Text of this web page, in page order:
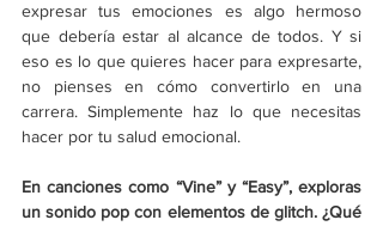
expresar tus emociones es algo hermoso
que debería estar al alcance de todos. Y si
eso es lo que quieres hacer para expresarte,
no pienses en cómo convertirlo en una
carrera. Simplemente haz lo que necesitas
hacer por tu salud emocional.
En canciones como “Vine” y “Easy”, exploras
un sonido pop con elementos de glitch. ¿Qué